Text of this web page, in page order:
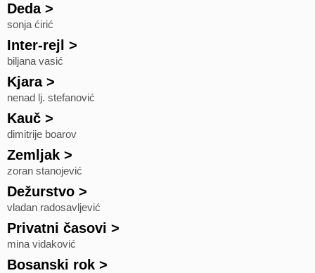
Deda>
sonja ćirić
Inter-rejl >
biljana vasić
Kjara>
nenad lj. stefanović
Kauč >
dimitrije boarov
Zemljak >
zoran stanojević
Dežurstvo >
vladan radosavljević
Privatni časovi >
mina vidaković
Bosanski rok >